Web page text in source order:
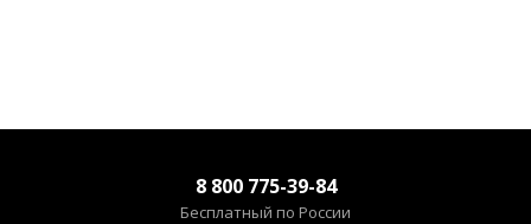
8 800 775-39-84
Бесплатный по России